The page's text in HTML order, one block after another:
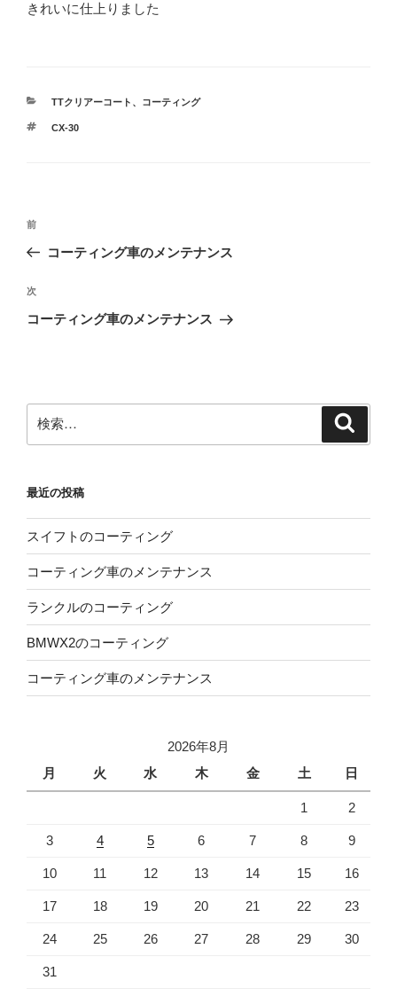
きれいに仕上りました
カ
ゴ
TTクリアーコート 、 コーティング
タ
CX-30
投
ビ
ゲ
ン
前
の
稿
前
コーティング車のメンテナンス
次
の
次
コーティング車のメンテナンス
索:
最近の投稿
スイフトのコーティング
コーティング車のメンテナンス
ランクルのコーティング
BMWX2のコーティング
コーティング車のメンテナンス
2026年8月
月
火 水 木 金 土 日
1 2
3 4 5 6 7 8 9
10 11 12 13 14 15 16
17 18 19 20 21 22 23
24 25 26 27 28 29 30
31